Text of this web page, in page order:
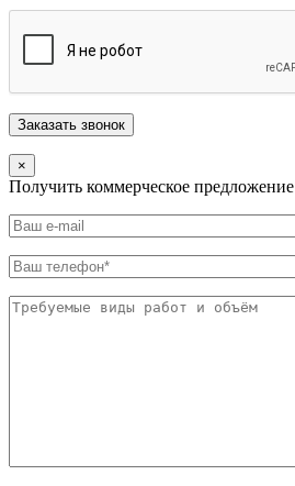
×
Получить коммерческое предложение